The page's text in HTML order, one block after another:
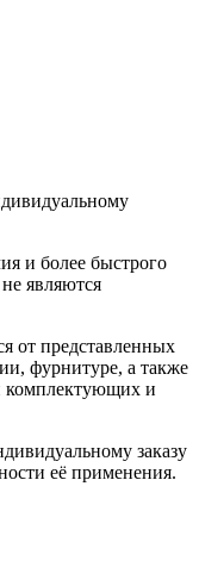
и более быстрого
являются
от представленных
фурнитуре, а также
комплектующих и
заказу
её применения.